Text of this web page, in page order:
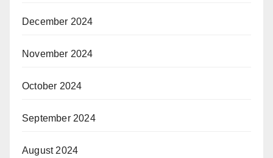
December 2024
November 2024
October 2024
September 2024
August 2024